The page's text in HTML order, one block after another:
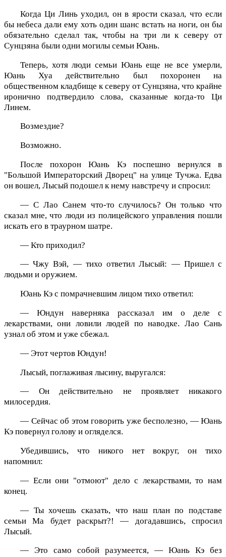
Когда Ци Линь уходил, он в ярости сказал, что если
бы небеса дали ему хоть один шанс встать на ноги, он бы
обязательно сделал так, чтобы на три ли к северу от
Сунцзяна были одни могилы семьи Юань.
Теперь, хотя люди семьи Юань еще не все умерли,
Юань Хуа действительно был похоронен на
общественном кладбище к северу от Сунцзяна, что крайне
иронично подтвердило слова, сказанные когда-то Ци
Линем.
Возмездие?
Возможно.
После похорон Юань Кэ поспешно вернулся в
"Большой Императорский Дворец" на улице Тучжа. Едва
он вошел, Лысый подошел к нему навстречу и спросил:
— С Лао Санем что-то случилось? Он только что
сказал мне, что люди из полицейского управления пошли
искать его в траурном шатре.
— Кто приходил?
— Чжу Вэй, — тихо ответил Лысый: — Пришел с
людьми и оружием.
Юань Кэ с помрачневшим лицом тихо ответил:
— Юндун наверняка рассказал им о деле с
лекарствами, они ловили людей по наводке. Лао Сань
узнал об этом и уже сбежал.
— Этот чертов Юндун!
Лысый, поглаживая лысину, выругался:
— Он действительно не проявляет никакого
милосердия.
— Сейчас об этом говорить уже бесполезно, — Юань
Кэ повернул голову и огляделся.
Убедившись, что никого нет вокруг, он тихо
напомнил:
— Если они "отмоют" дело с лекарствами, то нам
конец.
— Ты хочешь сказать, что наш план по подставе
семьи Ма будет раскрыт?! — догадавшись, спросил
Лысый.
— Это само собой разумеется, — Юань Кэ без